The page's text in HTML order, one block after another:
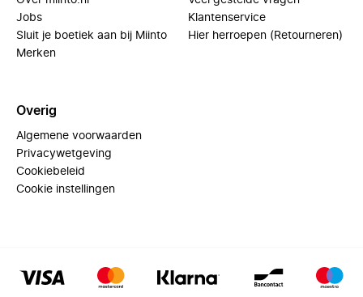
Jobs
Sluit je boetiek aan bij Miinto
Merken
Klantenservice
Hier herroepen (Retourneren)
Overig
Algemene voorwaarden
Privacywetgeving
Cookiebeleid
Cookie instellingen